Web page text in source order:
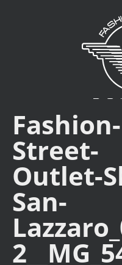
Fashion-
Street-
Outlet-
San-